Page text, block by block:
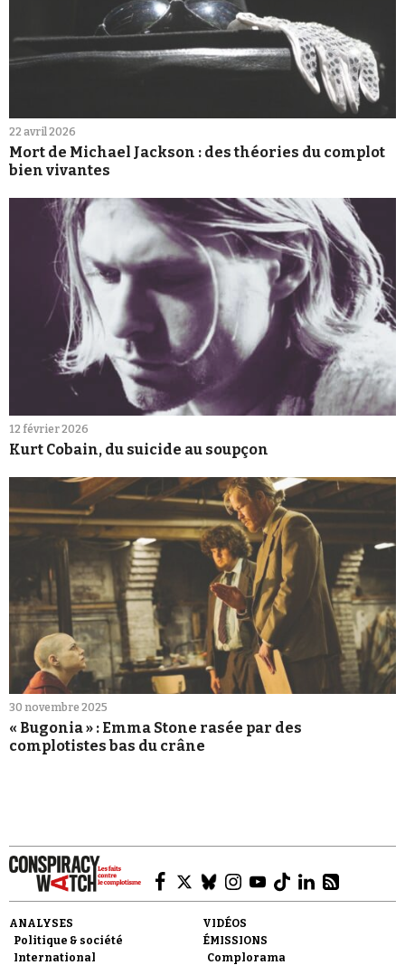
22 avril 2026
Mort de Michael Jackson : des théories du complot
bien vivantes
12 février 2026
Kurt Cobain, du suicide au soupçon
30 novembre 2025
« Bugonia » : Emma Stone rasée par des
complotistes bas du crâne
ANALYSES
Politique & société
International
VIDÉOS
ÉMISSIONS
Complorama